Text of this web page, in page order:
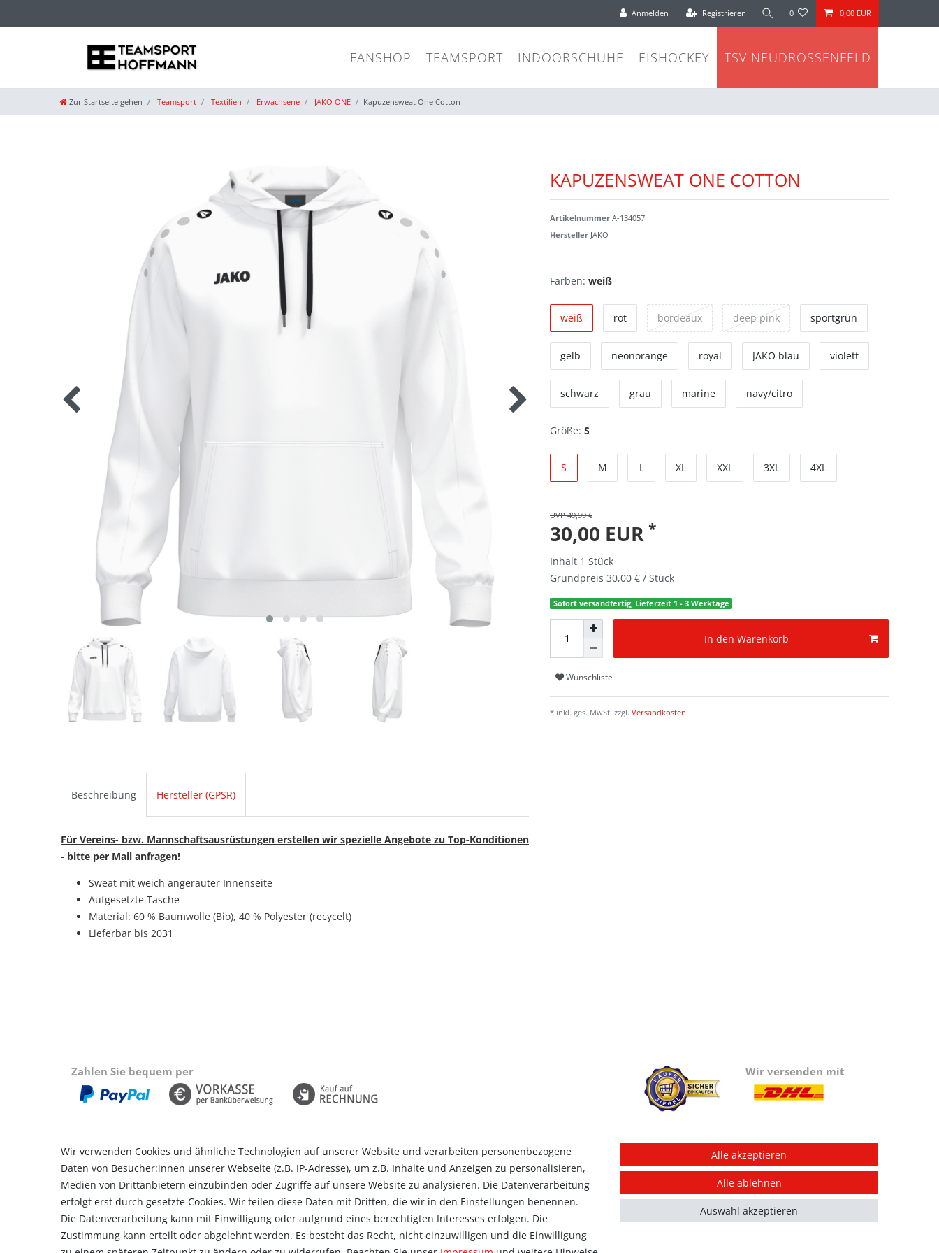
Anmelden Registrieren 0 0,00 EUR
FANSHOP TEAMSPORT INDOORSCHUHE EISHOCKEY TSV NEUDROSSENFELD
Zur Startseite gehen Teamsport Textilien Erwachsene JAKO ONE Kapuzensweat One Cotton
KAPUZENSWEAT ONE COTTON
Artikelnummer A-134057
Hersteller JAKO
Farben: weiß
weiß rot bordeaux deep pink sportgrün
gelb neonorange royal JAKO blau violett
schwarz grau marine navy/citro
Größe: S
S M L XL XXL 3XL 4XL
UVP 49,99 €
30,00 EUR *
Inhalt 1 Stück
Grundpreis 30,00 € / Stück
Sofort versandfertig, Lieferzeit 1 - 3 Werktage
In den Warenkorb
Wunschliste
* inkl. ges. MwSt. zzgl. Versandkosten
Beschreibung Hersteller (GPSR)
Für Vereins- bzw. Mannschaftsausrüstungen erstellen wir spezielle Angebote zu Top-Konditionen
- bitte per Mail anfragen!
Sweat mit weich angerauter Innenseite
Aufgesetzte Tasche
Material: 60 % Baumwolle (Bio), 40 % Polyester (recycelt)
Lieferbar bis 2031
Zahlen Sie bequem per Wir versenden mit
Einkaufen
Zahlungsarten
Versandarten & -kosten
Widerrufsrecht
Vertrag widerrufen
Konto
Login
Registrieren
Warenkorb
Zur Kasse
Allgemein
Kontakt
Datenschutzerklärung
AGB
Impressum
Information
Informationen für Vereine
Informationen zur Beflockung
Newsletter-Anmeldung
Wir verwenden Cookies und ähnliche Technologien auf unserer Website und verarbeiten personenbezogene
Daten von Besucher:innen unserer Webseite (z.B. IP-Adresse), um z.B. Inhalte und Anzeigen zu personalisieren,
Medien von Drittanbietern einzubinden oder Zugriffe auf unsere Website zu analysieren. Die Datenverarbeitung
erfolgt erst durch gesetzte Cookies. Wir teilen diese Daten mit Dritten, die wir in den Einstellungen benennen.
Die Datenverarbeitung kann mit Einwilligung oder aufgrund eines berechtigten Interesses erfolgen. Die
Zustimmung kann erteilt oder abgelehnt werden. Es besteht das Recht, nicht einzuwilligen und die Einwilligung
Alle akzeptieren
Alle ablehnen
Auswahl akzeptieren